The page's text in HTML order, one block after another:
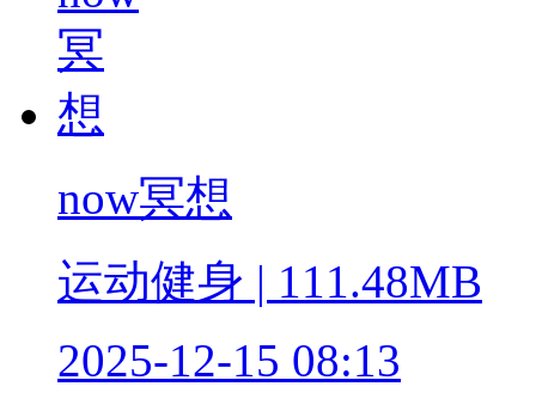
now冥想
运动健身 | 111.48MB
2025-12-15 08:13